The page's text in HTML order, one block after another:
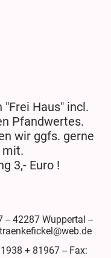
Haus" incl.
Pfandwertes.
wir ggfs. gerne
mit.
3,- Euro !
-- 42287 Wuppertal --
+ 81967 -- Fax: